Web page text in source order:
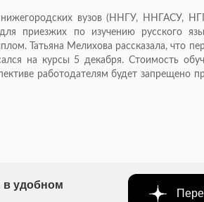
нижегородских вузов (ННГУ, ННГАСУ,
приезжих по изучению русского
Татьяна Мелихова рассказала, что
на курсы 5 декабря. Стоимость
работодателям будет запрещено
в удобном